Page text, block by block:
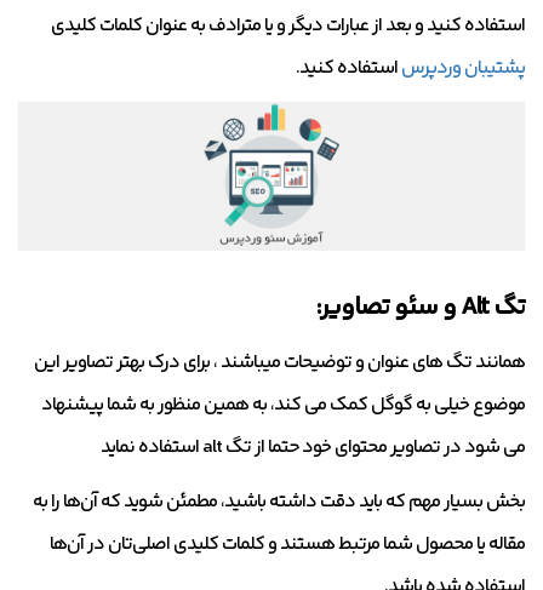
استفاده کنید و بعد از عبارات دیگر و یا مترادف به عنوان کلمات کلیدی
پشتیبان وردپرساستفاده کنید.
تگ Alt و سئو تصاویر:
همانند تگ های عنوان و توضیحات میباشند ، برای درک بهتر تصاویر این
موضوع خیلی به گوگل کمک می کند، به همین منظور به شما پیشنهاد
می شود در تصاویر محتوای خود حتما از تگ alt استفاده نماید
بخش بسیار مهم که باید دقت داشته باشید، مطمئن شوید که آن‌ها را به
مقاله یا محصول شما مرتبط هستند و کلمات کلیدی اصلی‌تان در آن‌ها